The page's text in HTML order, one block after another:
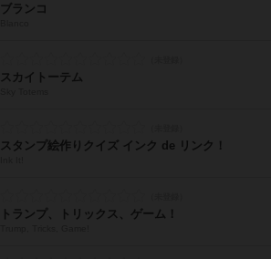
ブランコ
スカイトーテム
スタンプ絵作りクイズ インク de リンク！
トランプ、トリックス、ゲーム！